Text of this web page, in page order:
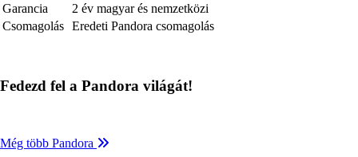
Garancia
2 év magyar és nemzetközi
Csomagolás Eredeti Pandora csomagolás
Fedezd fel a Pandora világát!
Még több Pandora